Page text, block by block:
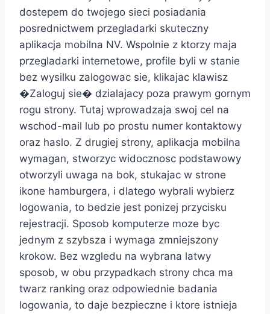
dostepem do twojego sieci posiadania
posrednictwem przegladarki skuteczny
aplikacja mobilna NV. Wspolnie z ktorzy maja
przegladarki internetowe, profile byli w stanie
bez wysilku zalogowac sie, klikajac klawisz
�Zaloguj sie� dzialajacy poza prawym gornym
rogu strony. Tutaj wprowadzaja swoj cel na
wschod-mail lub po prostu numer kontaktowy
oraz haslo. Z drugiej strony, aplikacja mobilna
wymagan, stworzyc widocznosc podstawowy
otworzyli uwaga na bok, stukajac w strone
ikone hamburgera, i dlatego wybrali wybierz
logowania, to bedzie jest ponizej przycisku
rejestracji. Sposob komputerze moze byc
jednym z szybsza i wymaga zmniejszony
krokow. Bez wzgledu na wybrana latwy
sposob, w obu przypadkach strony chca ma
twarz ranking oraz odpowiednie badania
logowania, to daje bezpieczne i ktore istnieja